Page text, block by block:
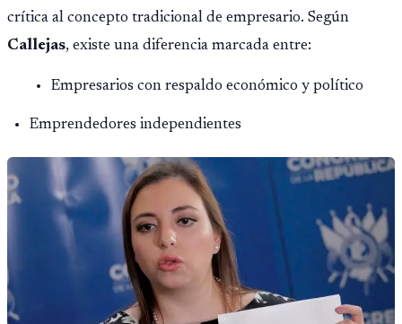
crítica al concepto tradicional de empresario. Según
Callejas, existe una diferencia marcada entre:
Empresarios con respaldo económico y político
Emprendedores independientes